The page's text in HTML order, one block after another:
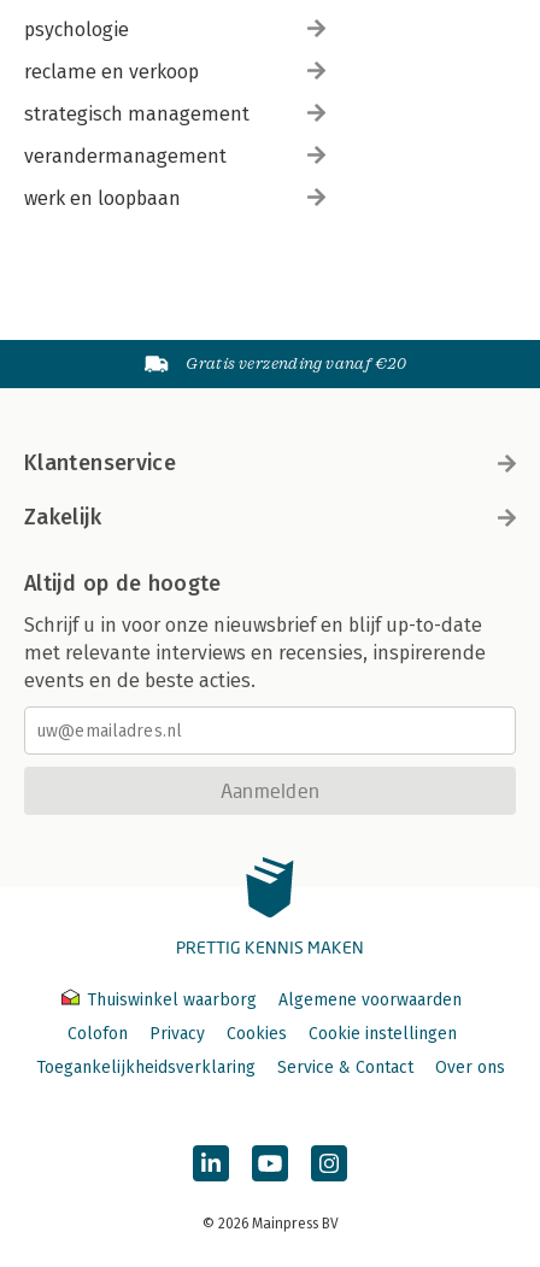
psychologie
reclame en verkoop
strategisch management
verandermanagement
werk en loopbaan
Gratis verzending vanaf €20
Klantenservice
Zakelijk
Altijd op de hoogte
Schrijf u in voor onze nieuwsbrief en blijf up-to-date
met relevante interviews en recensies, inspirerende
events en de beste acties.
Aanmelden
PRETTIG KENNIS MAKEN
Thuiswinkel waarborg
Algemene voorwaarden
Colofon
Privacy Cookies
Cookie instellingen
Toegankelijkheidsverklaring
Service & Contact Over ons
© 2026 Mainpress BV